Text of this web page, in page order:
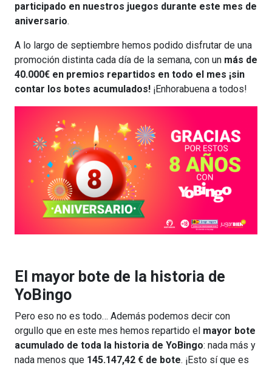
participado en nuestros juegos durante este mes de
aniversario.
A lo largo de septiembre hemos podido disfrutar de una
promoción distinta cada día de la semana, con un más de
40.000€ en premios repartidos en todo el mes ¡sin
contar los botes acumulados! ¡Enhorabuena a todos!
El mayor bote de la historia de
YoBingo
Pero eso no es todo… Además podemos decir con
orgullo que en este mes hemos repartido el mayor bote
acumulado de toda la historia de YoBingo: nada más y
nada menos que 145.147,42 € de bote. ¡Esto sí que es